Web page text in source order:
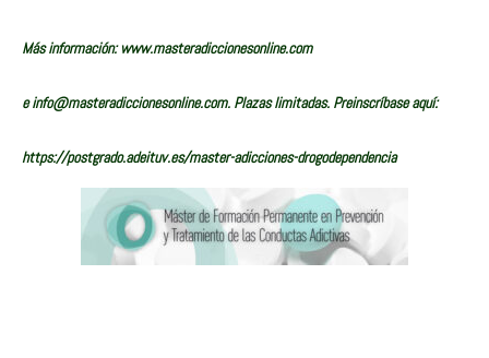
Más información:www.masteradiccionesonline.com
einfo@masteradiccionesonline.com. Plazas limitadas. Preinscríbase aquí:
https://postgrado.adeituv.es/master-adicciones-drogodependencia